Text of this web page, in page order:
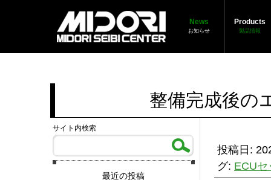
News
お知らせ
Products
製品情報
整備完成後の
投稿日:
グ: ECU
サイト内検索
最近の投稿